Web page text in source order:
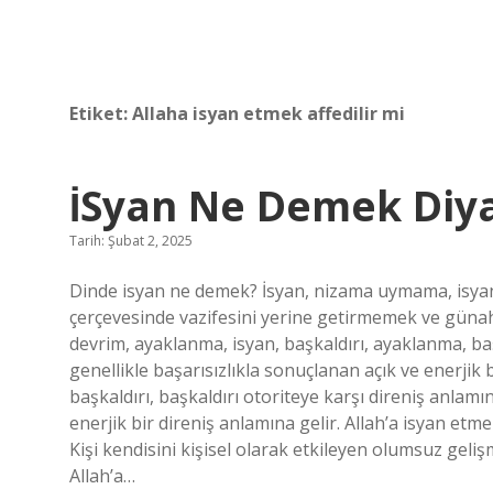
Etiket:Allaha isyan etmek affedilir mi
İSyan Ne Demek
Tarih: Şubat 2, 2025
Dinde isyan ne demek? İsyan, nizama uymama,
çerçevesinde vazifesini yerine getirmemek ve
devrim, ayaklanma, isyan, başkaldırı, ayaklanma,
genellikle başarısızlıkla sonuçlanan açık ve
başkaldırı, başkaldırı otoriteye karşı direniş
enerjik bir direniş anlamına gelir. Allah’a isyan
Kişi kendisini kişisel olarak etkileyen olumsuz
Allah’a…